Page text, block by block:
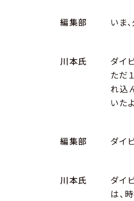
編集部 いま
川本氏
ダイ
ただ
れ込
いた
編集部 ダイ
川本氏
ダイ
は、